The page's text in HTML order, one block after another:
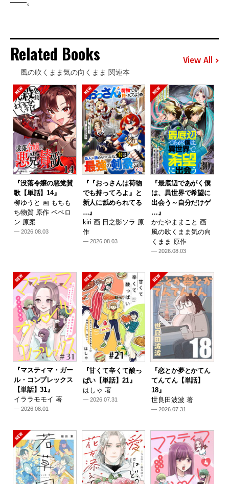
――。
Related Books
風の吹くまま気の向くまま 関連本
View All
『没落令嬢の悪党賛
歌【単話】14』
柳ゆうと 画 もちも
ち物質 原作 ペペロ
ン 原案
— 2026.08.03
『『おっさんは荷物
でも持ってろよ』と
新人に舐められてる
…』
kiri 画 日之影ソラ 原
作
— 2026.08.03
『最底辺であがく僕
は、異世界で希望に
出会う～自分だけゲ
…』
かたやままこと 画
風の吹くまま気の向
くまま 原作
— 2026.08.03
『マスティマ・ガー
ル・コンプレックス
【単話】31』
イララモモイ 著
— 2026.08.01
『甘くて辛くて酸っ
ぱい【単話】21』
はしゃ 著
— 2026.07.31
『恋とか夢とかてん
てんてん【単話】
18』
世良田波波 著
— 2026.07.31